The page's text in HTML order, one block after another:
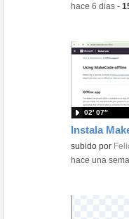
-hace 6 dias-
Contenido
subido por
02′ 07″
-hace una